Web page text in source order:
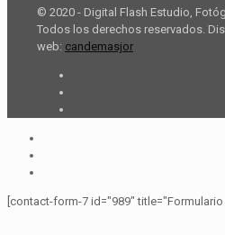
© 2020 - Digital Flash Estudio,
Todos los derechos reservados.
web: candemasjor
[contact-form-7 id="989"